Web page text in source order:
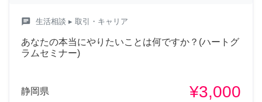
chat 生活相談 ▸ 取引・キャリア
あなたの本当にやりたいことは何ですか？(ハートグ
ラムセミナー)
静岡県 ¥3,000